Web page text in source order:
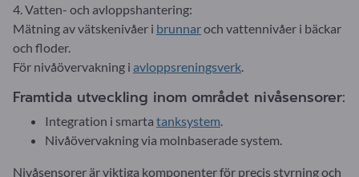
4. Vatten- och avloppshantering:
Mätning av vätskenivåer i brunnaroch vattennivåer i bäckar
och floder.
För nivåövervakning i avloppsreningsverk
Framtida utveckling inom området nivåsensorer:
Integration i smarta tanksystem
Nivåövervakning via molnbaserade system.
Nivåsensorer är viktiga komponenter för precis styrning och